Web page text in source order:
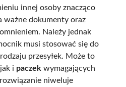
innej osoby znacząco
ważne dokumenty oraz
Należy jednak
musi stosować się do
przesyłek. Może to
i paczek wymagających
niweluje